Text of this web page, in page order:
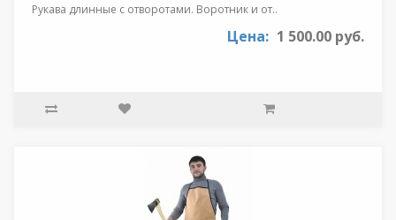
Рукава длинные с отворотами. Воротник и от..
Цена: 1 500.00 руб.